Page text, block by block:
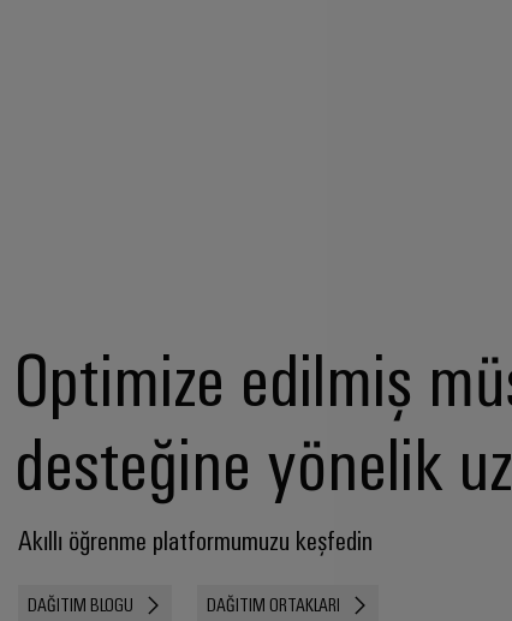
Optimize edilmiş
desteğine yönelik
Akıllı öğrenme platformumuzu keşfedin
DAĞITIM BLOGU DAĞITIM ORTAKLARI